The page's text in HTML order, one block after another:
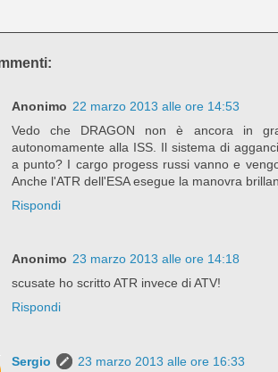
Anonimo 22 marzo 2013 alle ore 14:53
Vedo che DRAGON non è ancora in
autonomamente alla ISS. Il sistema di
a punto? I cargo progess russi vanno e
Anche l'ATR dell'ESA esegue la manovra
Rispondi
Anonimo 23 marzo 2013 alle ore 14:18
scusate ho scritto ATR invece di ATV!
Rispondi
Sergio
23 marzo 2013 alle ore 16:33